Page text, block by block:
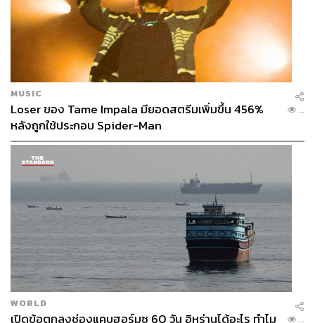
1.6K
ABOUT THE AUTHOR
นพ.ชนาธิป ไชยเหล็ก
อบรมด้านระบาดวิทยาภาคสนาม (FETP) ที่
กรมควบคุมโรค และศึกษาต่อสาธารณสุข
ศาสตรมหาบันฑิตที่มหาวิทยาลัยมหิดล
ปัจจุบันทำงานที่โรงพยาบาลพหลพลพยุหเสนา
จังหวัดกาญจนบุรี
MUSIC
Loser ของ Tame Impala มียอดสตรีมเพิ่มขึ้น 456%
หลังถูกใช้ประกอบ Spider-Man
...
WORLD
เปิดข้อตกลงช่องแคบฮอร์มุซ 60 วัน อิหร่านได้อะไร ทำไม ...